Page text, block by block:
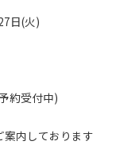
日(火)
約受付中)
案内しております